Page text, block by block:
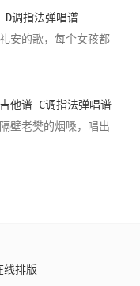
调指法弹唱谱
安的歌，每个女孩都
他谱 C调指法弹唱谱
壁老樊的烟嗓，唱出
线排版